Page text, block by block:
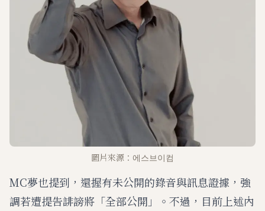
圖片來源：에스브이컴
MC夢也提到，還握有未公開的錄音與訊息證據，強
調若遭提告誹謗將「全部公開」。不過，目前上述內